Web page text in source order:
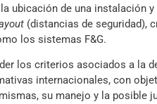
ubicación de una instalación y
(distancias de seguridad),
los sistemas F&G.
los criterios asociados a la
internacionales, con
su manejo y la posible